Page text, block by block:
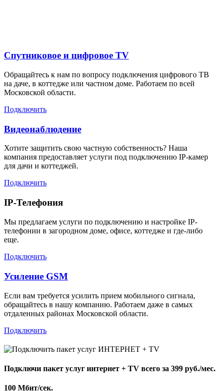
Спутниковое и цифровое TV
Обращайтесь к нам по вопросу подключения цифрового ТВ
на даче, в коттедже или частном доме. Работаем по всей
Московской области.
Подключить
Видеонаблюдение
Хотите защитить свою частную собственность? Наша
компания предоставляет услуги под подключению IP-камер
для дачи и коттеджей.
Подключить
IP-Телефония
Мы предлагаем услуги по подключению и настройке IP-
телефонии в загородном доме, офисе, коттедже и где-либо
еще.
Подключить
Усиление GSM
Если вам требуется усилить прием мобильного сигнала,
обращайтесь в нашу компанию. Работаем даже в самых
отдаленных районах Московской области.
Подключить
Подключи пакет услуг интернет + TV всего за 399 руб./мес.
100 Мбит/сек.